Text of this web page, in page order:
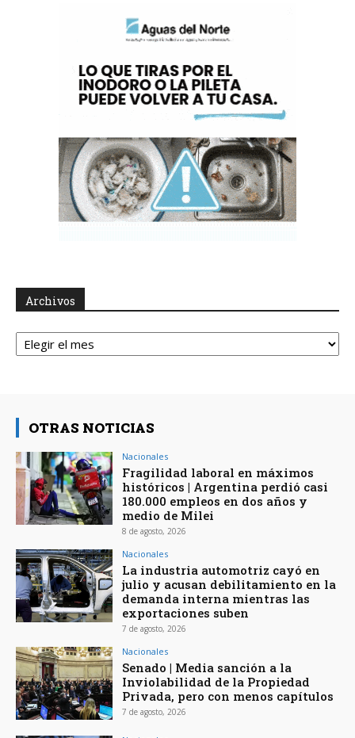
Archivos
Archivos
OTRAS NOTICIAS
Nacionales
Fragilidad laboral en máximos
históricos | Argentina perdió casi
180.000 empleos en dos años y
medio de Milei
8 de agosto, 2026
Nacionales
La industria automotriz cayó en
julio y acusan debilitamiento en la
demanda interna mientras las
exportaciones suben
7 de agosto, 2026
Nacionales
Senado | Media sanción a la
Inviolabilidad de la Propiedad
Privada, pero con menos capítulos
7 de agosto, 2026